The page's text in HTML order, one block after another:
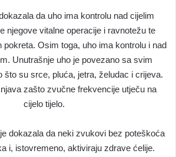
da uho ima kontrolu nad cijelim
njegove vitalne operacije i ravnotežu te
pokreta. Osim toga, uho ima kontrolu i nad
Unutrašnje uho je povezano sa svim
što su srce, pluća, jetra, želudac i crijeva.
zašto zvučne frekvencije utječu na
cijelo tijelo.
dokazala da neki zvukovi bez poteškoća
i, istovremeno, aktiviraju zdrave ćelije.